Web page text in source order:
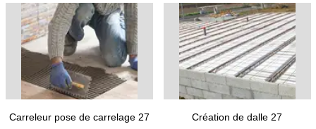
Carreleur pose de carrelage 27 Création de dalle 27